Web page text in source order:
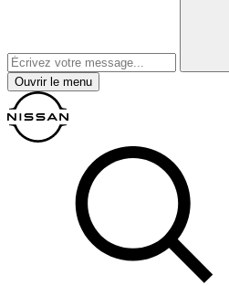
Ouvrir le menu